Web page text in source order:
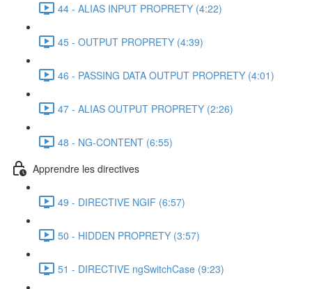
44 - ALIAS INPUT PROPRETY (4:22)
45 - OUTPUT PROPRETY (4:39)
46 - PASSING DATA OUTPUT PROPRETY (4:01)
47 - ALIAS OUTPUT PROPRETY (2:26)
48 - NG-CONTENT (6:55)
Apprendre les directives
49 - DIRECTIVE NGIF (6:57)
50 - HIDDEN PROPRETY (3:57)
51 - DIRECTIVE ngSwitchCase (9:23)